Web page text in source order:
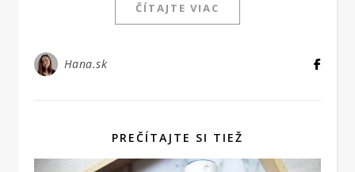
ČÍTAJTE VIAC
Hana.sk
PREČÍTAJTE SI TIEŽ